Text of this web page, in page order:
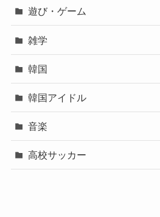
遊び・ゲーム
雑学
韓国
韓国アイドル
音楽
高校サッカー